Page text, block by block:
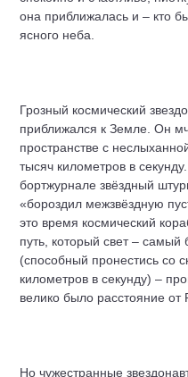
она приближалась и – кто
ясного неба.
Грозный космический
приближался к Земле. Он
пространстве с
тысяч километров в
бортжурнале звёздный
«бороздил межзвёздную
это время космический
путь, который свет –
(способный пронестись со
километров в секунду) –
велико было расстояние
Но чужестранные